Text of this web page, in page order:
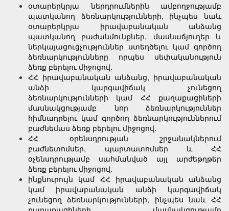
օտարերկրյա ներդրումներին ամբողջությամբ
պատկանող ձեռնարկությունների, ինչպես նաև
օտարերկրյա իրավաբանական անձանց
պատկանող բաժանմունքներ, մասնաճյուղեր և
ներկայացուցչություններ ստեղծելու կամ գործող
ձեռնարկությունները որպես սեփականություն
ձեռք բերելու միջոցով.
ՀՀ իրավաբանական անձանց, իրավաբանական
անձի կարգավիճակ չունեցող
ձեռնարկությունների կամ ՀՀ քաղաքացիների
մասնակցությամբ նոր ձեռնարկություններ
հիմնադրելու կամ գործող ձեռնարկություններում
բաժնեմաս ձեռք բերելու միջոցով.
ՀՀ օրենսդրության շրջանակներում
բաժնետոմսեր, պարտատոմսեր և ՀՀ
օչենսդրությամբ սահմանված այլ արժեթղթեր
ձեռք բերելու միջոցով.
ինքնուրույն կամ ՀՀ իրավաբանական անձանց
կամ իրավաբանական անձի կարգավիճակ
չունեցող ձեռնարկությունների, ինչպես նաև ՀՀ